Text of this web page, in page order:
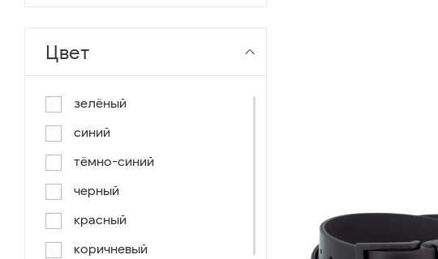
Цвет
зелёный
синий
тёмно-синий
черный
красный
коричневый